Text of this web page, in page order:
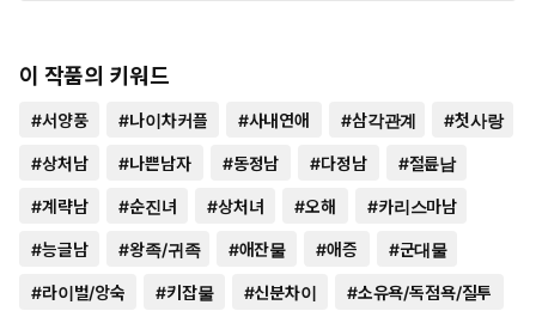
이 작품의 키워드
#서양풍 #나이차커플 #사내연애 #삼각관계 #첫사랑
#상처남 #나쁜남자 #동정남 #다정남 #절륜남
#계략남 #순진녀 #상처녀 #오해 #카리스마남
#능글남 #왕족/귀족 #애잔물 #애증 #군대물
#라이벌/앙숙 #키잡물 #신분차이 #소유욕/독점욕/질투